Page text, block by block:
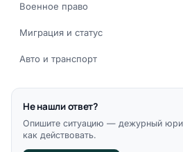
Военное право
Миграция и статус
Авто и транспорт
Не нашли ответ?
Опишите ситуацию — дежурный
как действовать.